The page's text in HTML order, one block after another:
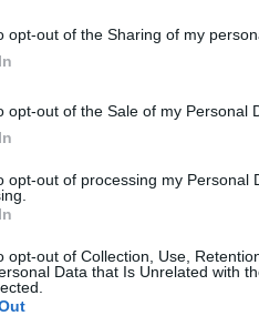
opt-out of the Sharing of my
opt-out of the Sale of my Personal
opt-out of processing my Personal
opt-out of Collection, Use,
Data that Is Unrelated with
Siddùra -. Poi c’è la
di lavoro sui vitigni,
giornalmente e
applicata alle conoscenze
climatici in
di un sistema
situazioni limite.
aver avviato una
per lo studio
una panoramica